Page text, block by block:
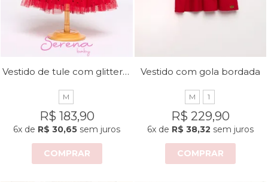
Vestido de tule com glitter foil corações
M
R$ 183,90
6x de R$ 30,65 sem juros
COMPRAR
Vestido com gola bordada
M 1
R$ 229,90
6x de R$ 38,32 sem juros
COMPRAR